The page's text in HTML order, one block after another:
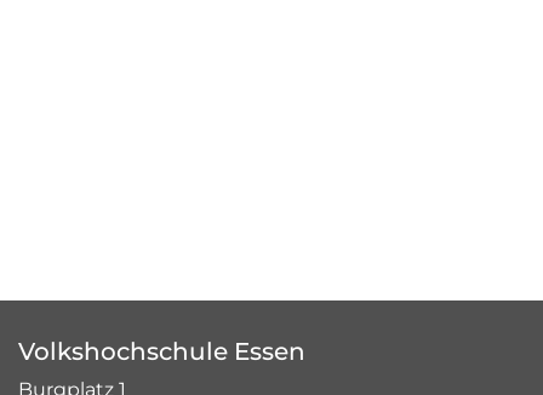
Volkshochschule Essen
Burgplatz 1